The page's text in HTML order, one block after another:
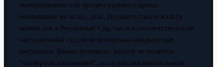
материального или процессуального права,
повлиявшие на исход дела. Подавать такую жалобу
можно как в Верховный Суд, так и в соответствующий
кассационный суд, если исчерпаны предыдущие
инстанции. Важно понимать: надзор не является
"четвертой инстанцией", а служит исключительным